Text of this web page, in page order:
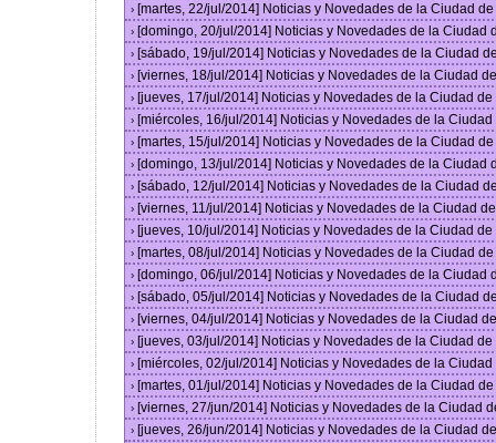
› [martes, 22/jul/2014] Noticias y Novedades de la Ciudad
› [domingo, 20/jul/2014] Noticias y Novedades de la Ciudad
› [sábado, 19/jul/2014] Noticias y Novedades de la Ciudad
› [viernes, 18/jul/2014] Noticias y Novedades de la Ciudad
› [jueves, 17/jul/2014] Noticias y Novedades de la Ciudad
› [miércoles, 16/jul/2014] Noticias y Novedades de la
› [martes, 15/jul/2014] Noticias y Novedades de la Ciudad
› [domingo, 13/jul/2014] Noticias y Novedades de la Ciudad
› [sábado, 12/jul/2014] Noticias y Novedades de la Ciudad
› [viernes, 11/jul/2014] Noticias y Novedades de la Ciudad
› [jueves, 10/jul/2014] Noticias y Novedades de la Ciudad
› [martes, 08/jul/2014] Noticias y Novedades de la Ciudad
› [domingo, 06/jul/2014] Noticias y Novedades de la Ciudad
› [sábado, 05/jul/2014] Noticias y Novedades de la Ciudad
› [viernes, 04/jul/2014] Noticias y Novedades de la Ciudad
› [jueves, 03/jul/2014] Noticias y Novedades de la Ciudad
› [miércoles, 02/jul/2014] Noticias y Novedades de la
› [martes, 01/jul/2014] Noticias y Novedades de la Ciudad
› [viernes, 27/jun/2014] Noticias y Novedades de la Ciudad
› [jueves, 26/jun/2014] Noticias y Novedades de la Ciudad